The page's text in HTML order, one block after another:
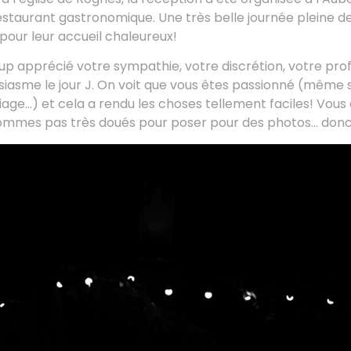
gastronomique. Une très belle journée pleine
leur accueil chaleureux!
apprécié votre sympathie, votre discrétion, votre
le jour J. On voit que vous êtes passionné (même
et cela a rendu les choses tellement faciles! Vous
pas très doués pour poser pour des photos…